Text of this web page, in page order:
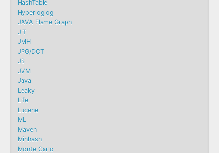
HashTable
Hyperloglog
JAVA Flame Graph
JIT
JMH
JPG/DCT
JS
JVM
Java
Leaky
Life
Lucene
ML
Maven
Minhash
Monte Carlo